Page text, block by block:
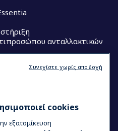
ανταλλακτικών
Chefcookies
εξατομίκευση
Συνεχίστε χωρίς αποδοχή